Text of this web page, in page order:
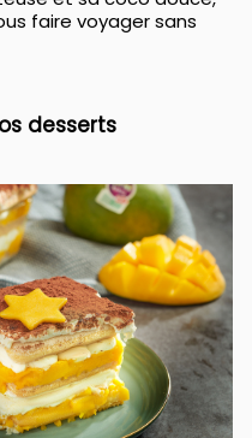
faire voyager sans
desserts